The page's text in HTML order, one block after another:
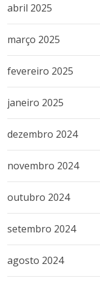
abril 2025
março 2025
fevereiro 2025
janeiro 2025
dezembro 2024
novembro 2024
outubro 2024
setembro 2024
agosto 2024